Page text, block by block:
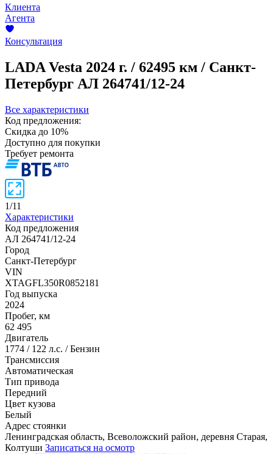
Клиента
Агента
Консультация
LADA Vesta 2024 г. / 62495 км / Санкт-
Петербург АЛ 264741/12-24
Все характеристики
Код предложения:
Скидка до 10%
Доступно для покупки
Требует ремонта
1/11
Характеристики
Код предложения
АЛ 264741/12-24
Город
Санкт-Петербург
VIN
XTAGFL350R0852181
Год выпуска
2024
Пробег, км
62 495
Двигатель
1774 / 122 л.с. / Бензин
Трансмиссия
Автоматическая
Тип привода
Передний
Цвет кузова
Белый
Адрес стоянки
Ленинградская область, Всеволожский район, деревня Старая,
Колтуши Записаться на осмотр